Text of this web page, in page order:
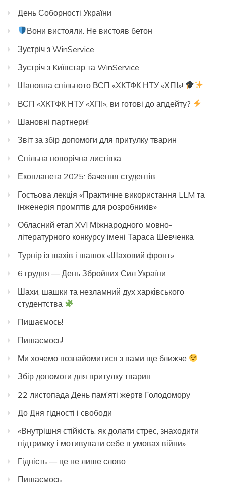
День Соборності України
Вони вистояли. Не вистояв бетон
Зустріч з WinService
Зустріч з Kиївстар та WinService
Шановна спільното ВСП «ХКТФК НТУ «ХПІ»!
ВСП «ХКТФК НТУ «ХПІ», ви готові до апдейту?
Шановні партнери!
Звіт за збір допомоги для притулку тварин
Спільна новорічна листівка
Екопланета 2025: бачення студентів
Гостьова лекція «Практичне використання LLM та
інженерія промптів для розробників»
Обласний етап XVI Міжнародного мовно-
літературного конкурсу імені Тараса Шевченка
Турнір із шахів і шашок «Шаховий фронт»
6 грудня — День Збройних Сил України
Шахи, шашки та незламний дух харківського
студентства
Пишаємось!
Пишаємось!
Ми хочемо познайомитися з вами ще ближче
Збір допомоги для притулку тварин
22 листопада День пам’яті жертв Голодомору
До Дня гідності і свободи
«Внутрішня стійкість: як долати стрес, знаходити
підтримку і мотивувати себе в умовах війни»
Гідність — це не лише слово
Пишаємось